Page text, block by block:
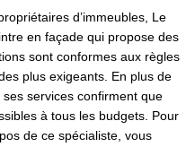
d’immeubles, Le
en façade qui propose des
sont conformes aux règles
plus exigeants. En plus de
services confirment que
à tous les budgets. Pour
de ce spécialiste, vous